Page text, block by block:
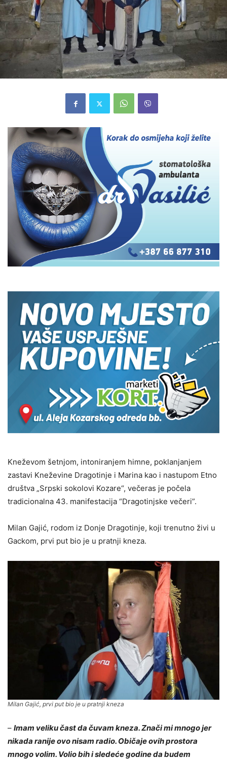
Kneževom šetnjom, intoniranjem himne, poklanjanjem
zastavi Kneževine Dragotinje i Marina kao i nastupom Etno
društva „Srpski sokolovi Kozare“, večeras je počela
tradicionalna 43. manifestacija “Dragotinjske večeri”.
Milan Gajić, rodom iz Donje Dragotinje, koji trenutno živi u
Gackom, prvi put bio je u pratnji kneza.
Milan Gajić, prvi put bio je u pratnji kneza
– Imam veliku čast da čuvam kneza. Znači mi mnogo jer
nikada ranije ovo nisam radio. Običaje ovih prostora
mnogo volim. Volio bih i sledeće godine da budem